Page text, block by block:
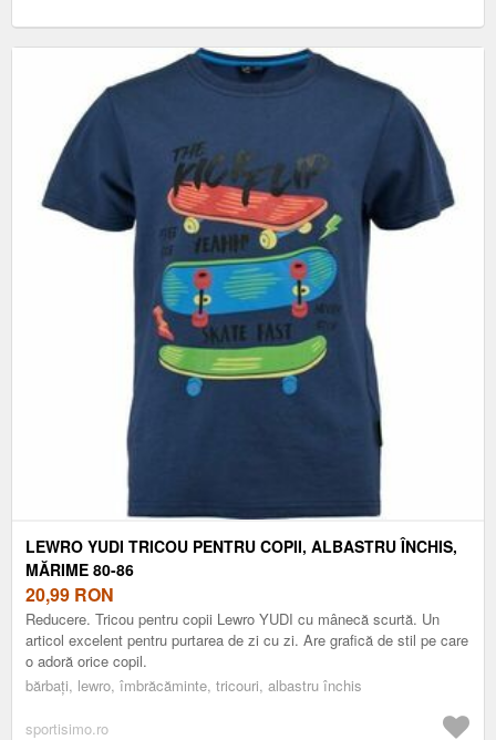
LEWRO YUDI TRICOU PENTRU COPII, ALBASTRU ÎNCHIS,
MĂRIME 80-86
20,99 RON
Reducere. Tricou pentru copii Lewro YUDI cu mânecă scurtă. Un
articol excelent pentru purtarea de zi cu zi. Are grafică de stil pe care
o adoră orice copil.
bărbați, lewro, îmbrăcăminte, tricouri, albastru închis
sportisimo.ro